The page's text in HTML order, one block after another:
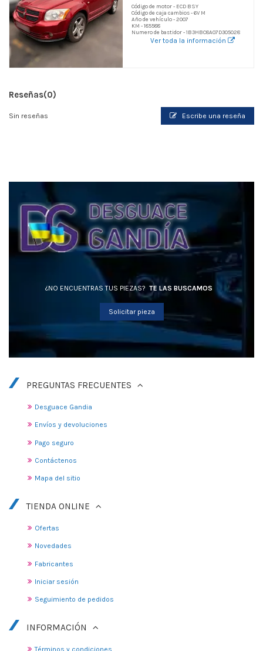
Código de motor - ECD BSY
Código de caja cambios - 6V M
Año de vehículo - 2007
KM - 185588
Numero de bastidor - 1B3HBC8A07D305028
Ver toda la información
Reseñas(0)
Sin reseñas Escribe una reseña
¿NO ENCUENTRAS TUS PIEZAS? TE LAS BUSCAMOS
Solicitar pieza
PREGUNTAS FRECUENTES
Desguace Gandia
Envíos y devoluciones
Pago seguro
Contáctenos
Mapa del sitio
TIENDA ONLINE
Ofertas
Novedades
Fabricantes
Iniciar sesión
Seguimiento de pedidos
INFORMACIÓN
Términos y condiciones